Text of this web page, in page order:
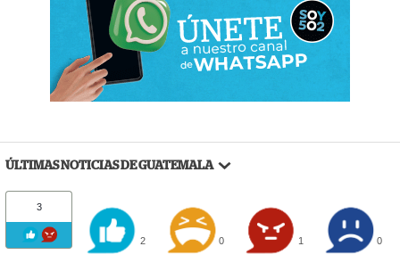
ÚLTIMAS NOTICIAS DE GUATEMALA
3
2 0 1 0